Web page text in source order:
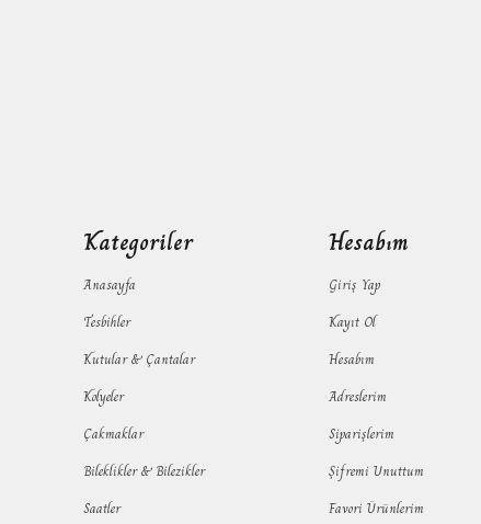
Kategoriler
Anasayfa
Tesbihler
Kutular & Çantalar
Kolyeler
Çakmaklar
Bileklikler & Bilezikler
Saatler
Hesabım
Giriş Yap
Kayıt Ol
Hesabım
Adreslerim
Siparişlerim
Şifremi Unuttum
Favori Ürünlerim